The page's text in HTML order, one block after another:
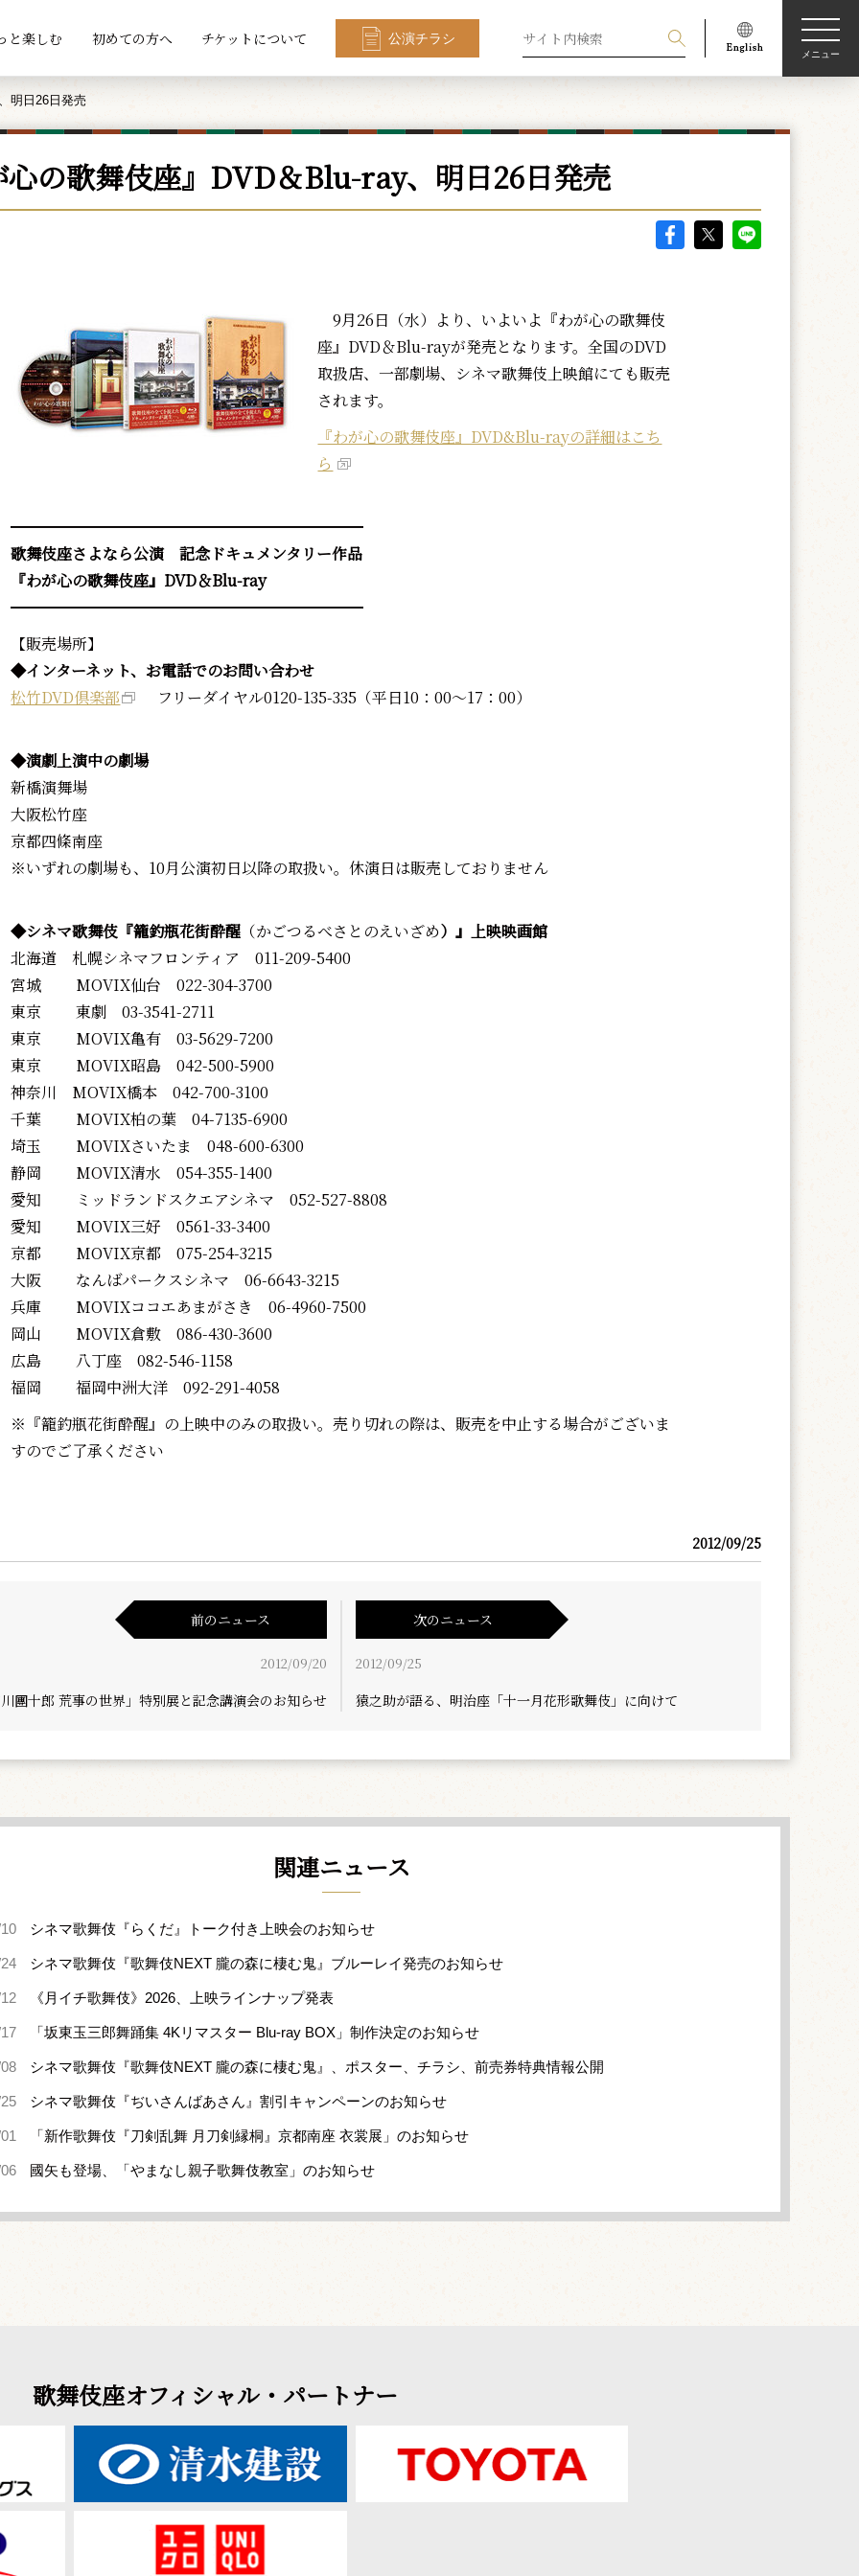
と楽しむ 初めての方へ チケットについて 公演チラシ
メニュー
明日26日発売
心の歌舞伎座』DVD＆Blu-ray、明日26日発売
9月26日（水）より、いよいよ『わが心の歌舞伎
座』DVD＆Blu-rayが発売となります。全国のDVD
取扱店、一部劇場、シネマ歌舞伎上映館にても販売
されます。
『わが心の歌舞伎座』DVD&Blu-rayの詳細はこち
ら
━━━━━━━━━━━━━━━━━━━━━━━
歌舞伎座さよなら公演 記念ドキュメンタリー作品
『わが心の歌舞伎座』DVD＆Blu-ray
━━━━━━━━━━━━━━━━━━━━━━━
【販売場所】
◆インターネット、お電話でのお問い合わせ
松竹DVD倶楽部
フリーダイヤル0120-135-335（平日10：00～17：00）
◆演劇上演中の劇場
新橋演舞場
大阪松竹座
京都四條南座
※いずれの劇場も、10月公演初日以降の取扱い。休演日は販売しておりません
◆シネマ歌舞伎『籠釣瓶花街酔醒 （かごつるべさとのえいざめ）』上映映画館
北海道 札幌シネマフロンティア 011-209-5400
宮城 MOVIX仙台 022-304-3700
東京 東劇 03-3541-2711
東京 MOVIX亀有 03-5629-7200
東京 MOVIX昭島 042-500-5900
神奈川 MOVIX橋本 042-700-3100
千葉 MOVIX柏の葉 04-7135-6900
埼玉 MOVIXさいたま 048-600-6300
静岡 MOVIX清水 054-355-1400
愛知 ミッドランドスクエアシネマ 052-527-8808
愛知 MOVIX三好 0561-33-3400
京都 MOVIX京都 075-254-3215
大阪 なんばパークスシネマ 06-6643-3215
兵庫 MOVIXココエあまがさき 06-4960-7500
岡山 MOVIX倉敷 086-430-3600
広島 八丁座 082-546-1158
福岡 福岡中洲大洋 092-291-4058
※『籠釣瓶花街酔醒』の上映中のみの取扱い。売り切れの際は、販売を中止する場合がございま
すのでご了承ください
2012/09/25
前のニュース
2012/09/20
團十郎 荒事の世界」特別展と記念講演会のお知らせ
次のニュース
2012/09/25
猿之助が語る、明治座「十一月花形歌舞伎」に向けて
関連ニュース
シネマ歌舞伎『らくだ』トーク付き上映会のお知らせ
シネマ歌舞伎『歌舞伎NEXT 朧の森に棲む鬼』ブルーレイ発売のお知らせ
《月イチ歌舞伎》2026、上映ラインナップ発表
「坂東玉三郎舞踊集 4Kリマスター Blu-ray BOX」制作決定のお知らせ
シネマ歌舞伎『歌舞伎NEXT 朧の森に棲む鬼』、ポスター、チラシ、前売券特典情報公開
シネマ歌舞伎『ぢいさんばあさん』割引キャンペーンのお知らせ
「新作歌舞伎『刀剣乱舞 月刀剣縁桐』京都南座 衣裳展」のお知らせ
國矢も登場、「やまなし親子歌舞伎教室」のお知らせ
歌舞伎座オフィシャル・パートナー